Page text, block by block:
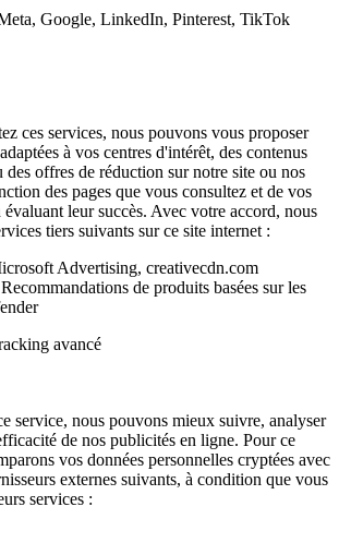
Google, LinkedIn, Pinterest, TikTok
ces services, nous pouvons vous proposer
à vos centres d'intérêt, des contenus
des offres de réduction sur notre site ou nos
des pages que vous consultez et de vos
évaluant leur succès. Avec votre accord, nous
tiers suivants sur ce site internet :
Advertising, creativecdn.com
de produits basées sur les
avancé
service, nous pouvons mieux suivre, analyser
de nos publicités en ligne. Pour ce
vos données personnelles cryptées avec
externes suivants, à condition que vous
services :